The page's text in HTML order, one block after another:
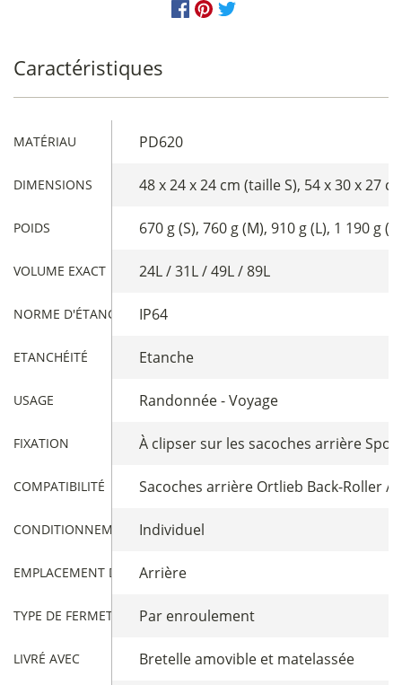
Caractéristiques
MATÉRIAU PD620
DIMENSIONS 48 x 24 x 24 cm (taille S), 54 x 30 x 27
POIDS 670 g (S), 760 g (M), 910 g (L), 1 190 g
VOLUME EXACT 24L / 31L / 49L / 89L
NORME D'ÉTANCHÉITÉIP64
ETANCHÉITÉ Etanche
USAGE Randonnée - Voyage
FIXATION À clipser sur les sacoches arrière
COMPATIBILITÉ Sacoches arrière Ortlieb Back-Roller /
CONDITIONNEMENT Individuel
EMPLACEMENT DE LA SACOCHE
Arrière
TYPE DE FERMETURE SACOCHES
Par enroulement
LIVRÉ AVEC Bretelle amovible et matelassée